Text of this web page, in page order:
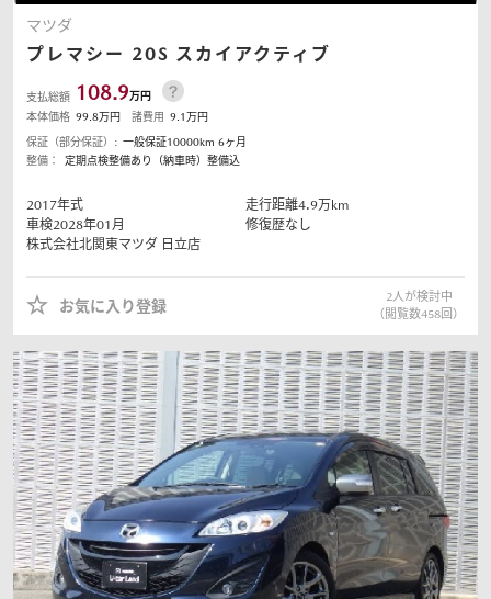
マツダ
プレマシー 20S スカイアクティブ
支払総額 108.9万円
本体価格 99.8万円 諸費用 9.1万円
保証（部分保証）: 一般保証10000km 6ヶ月
整備：
定期点検整備あり（納車時）整備込
2017年式 走行距離4.9万km
車検2028年01月
修復歴なし
株式会社北関東マツダ 日立店
お気に入り登録
2人が検討中
（閲覧数458回）